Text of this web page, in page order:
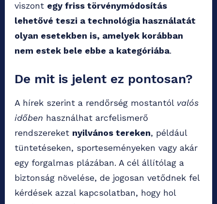
viszont egy friss törvénymódosítás
lehetővé teszi a technológia használatát
olyan esetekben is, amelyek korábban
nem estek bele ebbe a kategóriába.
De mit is jelent ez pontosan?
A hírek szerint a rendőrség mostantól valós
időben használhat arcfelismerő
rendszereket nyilvános tereken, például
tüntetéseken, sporteseményeken vagy akár
egy forgalmas plázában. A cél állítólag a
biztonság növelése, de jogosan vetődnek fel
kérdések azzal kapcsolatban, hogy hol